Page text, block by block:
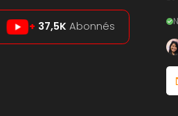
+ 37,5K Abonnés